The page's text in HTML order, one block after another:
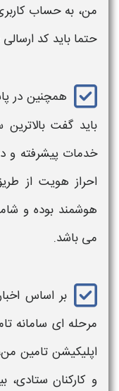
من، به حساب
حتما باید کد ارسالی
همچنین در
باید گفت
خدمات پیشرفته و
احراز هویت از
هوشمند بوده و
می باشد.
بر اساس
مرحله ای سامانه
اپلیکیشن تامین
و کارکنان ستادی،